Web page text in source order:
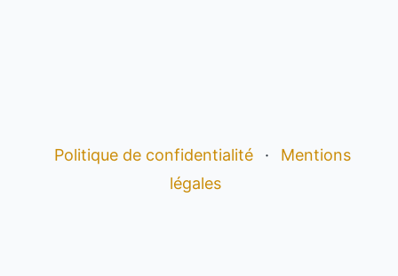
Politique de confidentialité ·
Mentions
légales